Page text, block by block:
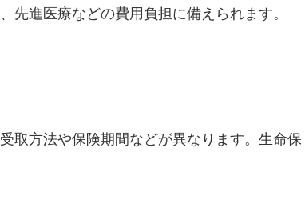
先進医療などの費用負担に備えられます。
取方法や保険期間などが異なります。生命保